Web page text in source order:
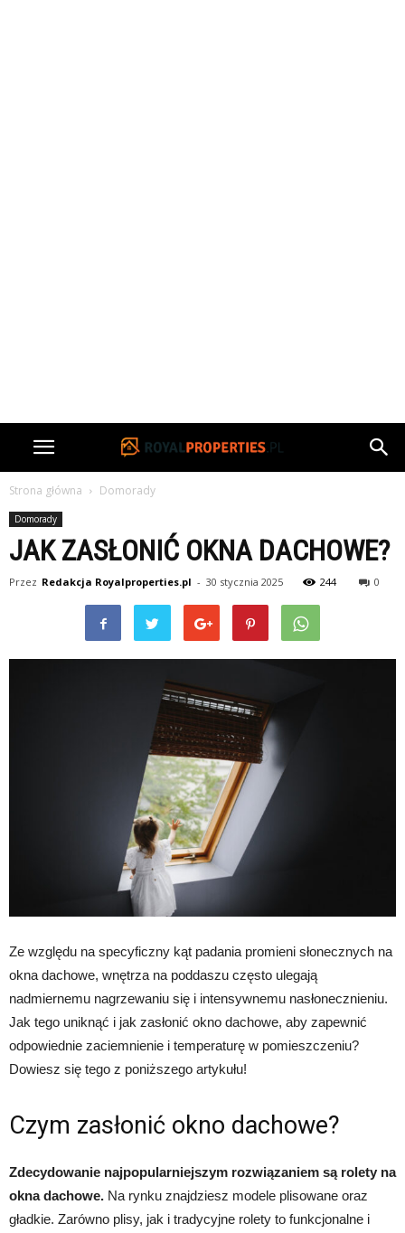
Strona główna Domorady
Domorady
JAK ZASŁONIĆ OKNA DACHOWE?
Przez Redakcja Royalproperties.pl - 30 stycznia 2025 244 0
Ze względu na specyficzny kąt padania promieni słonecznych na
okna dachowe, wnętrza na poddaszu często ulegają
nadmiernemu nagrzewaniu się i intensywnemu nasłonecznieniu.
Jak tego uniknąć i jak zasłonić okno dachowe, aby zapewnić
odpowiednie zaciemnienie i temperaturę w pomieszczeniu?
Dowiesz się tego z poniższego artykułu!
Czym zasłonić okno dachowe?
Zdecydowanie najpopularniejszym rozwiązaniem są rolety na
okna dachowe. Na rynku znajdziesz modele plisowane oraz
gładkie. Zarówno plisy, jak i tradycyjne rolety to funkcjonalne i